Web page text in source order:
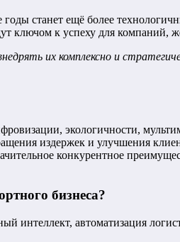
станет ещё более
ключом к успеху для компаний,
их комплексно и
экологичности,
издержек и улучшения
конкурентное
бизнеса?
автоматизация